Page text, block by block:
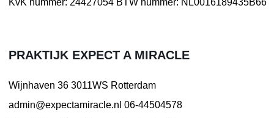
PRAKTIJK EXPECT A MIRACLE
Wijnhaven 36 3011WS Rotterdam
admin@expectamiracle.nl 06-44504578